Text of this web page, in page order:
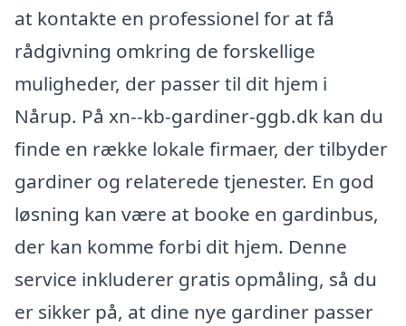
at kontakte en professionel for at få
rådgivning omkring de forskellige
muligheder, der passer til dit hjem i
Nårup. På xn--kb-gardiner-ggb.dk kan du
finde en række lokale firmaer, der tilbyder
gardiner og relaterede tjenester. En god
løsning kan være at booke en gardinbus,
der kan komme forbi dit hjem. Denne
service inkluderer gratis opmåling, så du
er sikker på, at dine nye gardiner passer